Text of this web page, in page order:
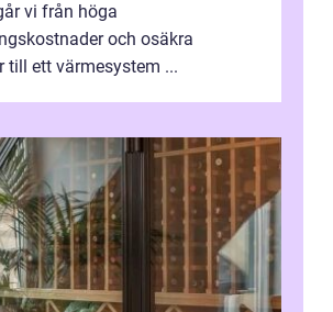
vi från höga
och osäkra
till ett värmesystem ...